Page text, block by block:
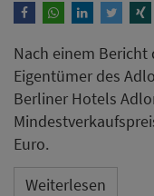
Nach einem
Eigentümer des
Berliner Hotels
Euro.
Weiterlesen